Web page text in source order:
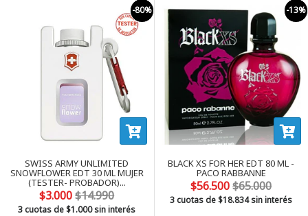
-80%
SWISS ARMY UNLIMITED
SNOWFLOWER EDT 30 ML MUJER
(TESTER- PROBADOR)...
$3.000$14.990
3 cuotas de$1.000sin interés
-13%
BLACK XS FOR HER EDT 80 ML -
PACO RABBANNE
$56.500$65.000
3 cuotas de$18.834sin interés